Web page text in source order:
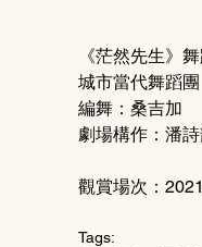
《茫然先生》
城市當代舞蹈團
編舞：桑吉加
劇場構作：潘
觀賞場次：
Tags: